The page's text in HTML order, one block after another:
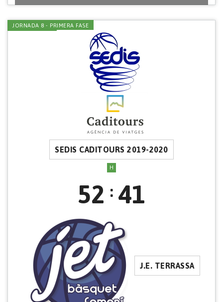
JORNADA 8 - PRIMERA FASE
SEDIS CADITOURS 2019-2020
H
52 : 41
J.E. TERRASSA